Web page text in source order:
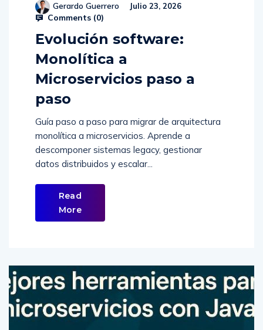
Gerardo Guerrero Julio 23, 2026
Comments (0)
Evolución software:
Monolítica a
Microservicios paso a
paso
Guía paso a paso para migrar de arquitectura
monolítica a microservicios. Aprende a
descomponer sistemas legacy, gestionar
datos distribuidos y escalar...
Read
More